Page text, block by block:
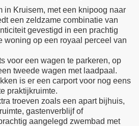
in Kruisem, met een knipoog naar
een zeldzame combinatie van
gevestigd in een prachtig
woning op een royaal perceel van
voor een wagen te parkeren, op
tweede wagen met laadpaal.
is er een carport voor nog eens
praktijkruimte.
troeven zoals een apart bijhuis,
gastenverblijf of
aangelegd zwembad met